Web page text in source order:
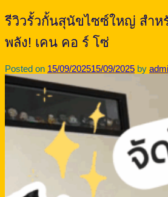
รีวิวรั้วกั้นสุนัขไซซ์ใหญ่ สำห
พลัง! เคน คอ ร์ โซ่
Posted on 15/09/202515/09/2025 by